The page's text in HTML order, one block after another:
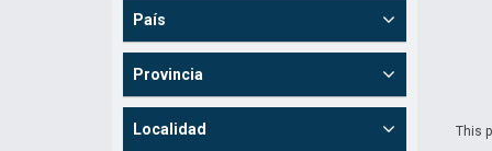
This
País
Provincia
Localidad